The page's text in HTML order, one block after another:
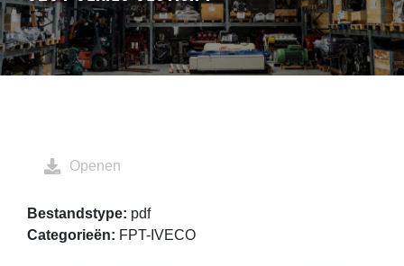
Openen
Bestandstype: pdf
Categorieën: FPT-IVECO